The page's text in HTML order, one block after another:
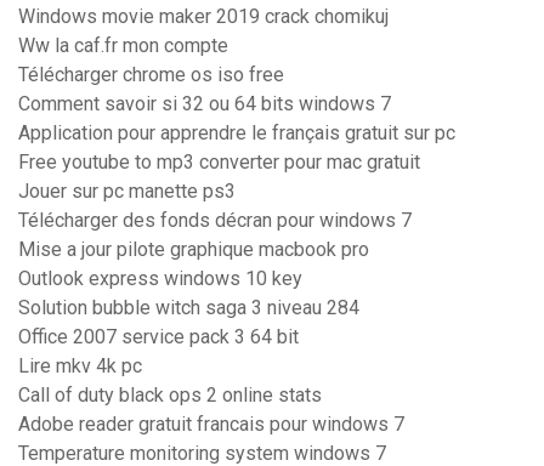
Windows movie maker 2019 crack chomikuj
Ww la caf.fr mon compte
Télécharger chrome os iso free
Comment savoir si 32 ou 64 bits windows 7
Application pour apprendre le français gratuit sur pc
Free youtube to mp3 converter pour mac gratuit
Jouer sur pc manette ps3
Télécharger des fonds décran pour windows 7
Mise a jour pilote graphique macbook pro
Outlook express windows 10 key
Solution bubble witch saga 3 niveau 284
Office 2007 service pack 3 64 bit
Lire mkv 4k pc
Call of duty black ops 2 online stats
Adobe reader gratuit francais pour windows 7
Temperature monitoring system windows 7